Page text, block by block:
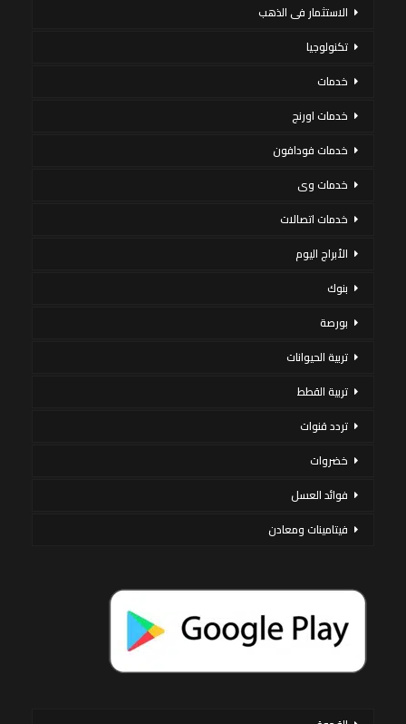
الاستثمار فى الذهب
تكنولوجيا
خدمات
خدمات اورنج
خدمات فودافون
خدمات وى
خدمات اتصالات
الأبراج اليوم
بنوك
بورصة
تربية الحيوانات
تربية القطط
تردد قنوات
خضروات
فوائد العسل
فيتامينات ومعادن